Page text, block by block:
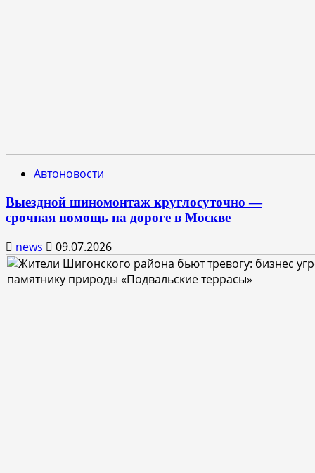
Автоновости
Выездной шиномонтаж круглосуточно —
срочная помощь на дороге в Москве
news 09.07.2026